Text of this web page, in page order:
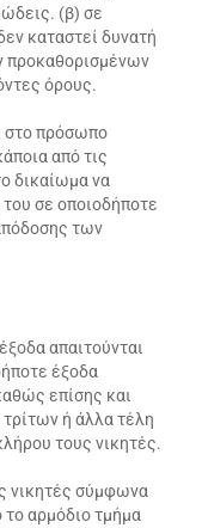
(β) σε
καταστεί δυνατή
προκαθορισμένων
όρους.
στο πρόσωπο
από τις
δικαίωμα να
σε οποιοδήποτε
των
απαιτούνται
έξοδα
επίσης και
ή άλλα τέλη
τους νικητές.
νικητές σύμφωνα
το αρμόδιο τμήμα